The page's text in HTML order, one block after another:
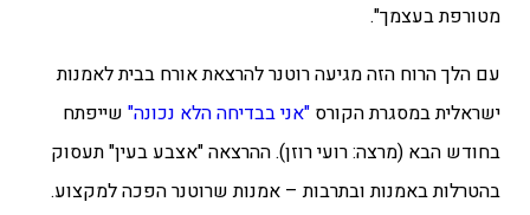
מטורפת בעצמך".
עם הלך הרוח הזה מגיעה רוטנר להרצאת אורח בבית לאמנות
ישראלית במסגרת הקורס "אני בבדיחה הלא נכונה" שייפתח
בחודש הבא (מרצה: רועי רוזן). ההרצאה "אצבע בעין" תעסוק
בהטרלות באמנות ובתרבות – אמנות שרוטנר הפכה למקצוע.